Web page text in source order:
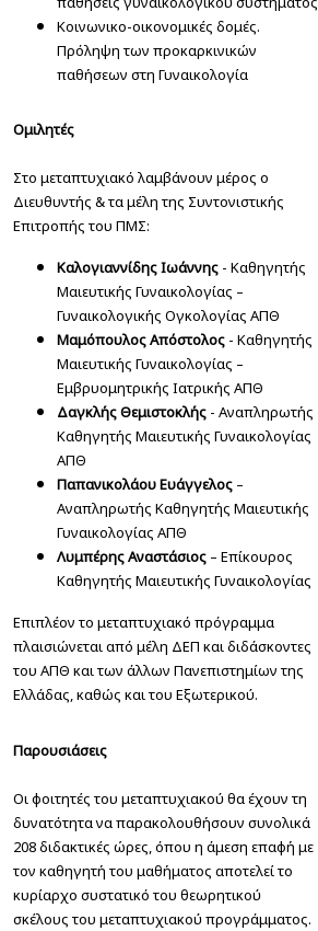
Κοινωνικο-οικονομικές δομές.
Πρόληψη των προκαρκινικών
παθήσεων στη Γυναικολογία
Ομιλητές
Στο μεταπτυχιακό λαμβάνουν μέρος ο
Διευθυντής & τα μέλη της Συντονιστικής
Επιτροπής του ΠΜΣ:
Καλογιαννίδης Ιωάννης - Καθηγητής
Μαιευτικής Γυναικολογίας –
Γυναικολογικής Ογκολογίας ΑΠΘ
Μαμόπουλος Απόστολος - Καθηγητής
Μαιευτικής Γυναικολογίας –
Εμβρυομητρικής Ιατρικής ΑΠΘ
Δαγκλής Θεμιστοκλής - Αναπληρωτής
Καθηγητής Μαιευτικής Γυναικολογίας
ΑΠΘ
Παπανικολάου Ευάγγελος –
Αναπληρωτής Καθηγητής Μαιευτικής
Γυναικολογίας ΑΠΘ
Λυμπέρης Αναστάσιος – Επίκουρος
Καθηγητής Μαιευτικής Γυναικολογίας
Επιπλέον το μεταπτυχιακό πρόγραμμα
πλαισιώνεται από μέλη ΔΕΠ και διδάσκοντες
του ΑΠΘ και των άλλων Πανεπιστημίων της
Ελλάδας, καθώς και του Εξωτερικού.
Παρουσιάσεις
Οι φοιτητές του μεταπτυχιακού θα έχουν τη
δυνατότητα να παρακολουθήσουν συνολικά
208 διδακτικές ώρες, όπου η άμεση επαφή με
τον καθηγητή του μαθήματος αποτελεί το
κυρίαρχο συστατικό του θεωρητικού
σκέλους του μεταπτυχιακού προγράμματος.